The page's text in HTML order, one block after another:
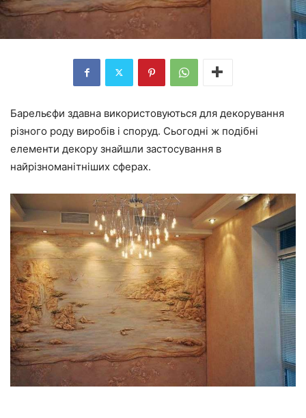
Барельєфи здавна використовуються для декорування
різного роду виробів і споруд. Сьогодні ж подібні
елементи декору знайшли застосування в
найрізноманітніших сферах.